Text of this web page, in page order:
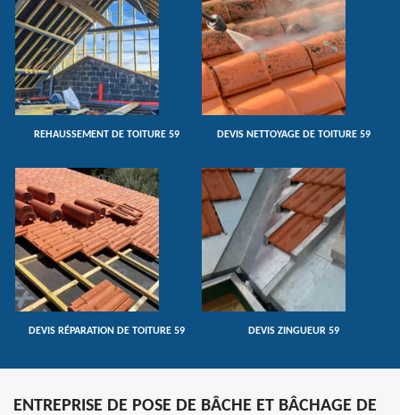
REHAUSSEMENT DE TOITURE 59 DEVIS NETTOYAGE DE TOITURE 59
DEVIS RÉPARATION DE TOITURE 59 DEVIS ZINGUEUR 59
ENTREPRISE DE POSE DE BÂCHE ET BÂCHAGE DE